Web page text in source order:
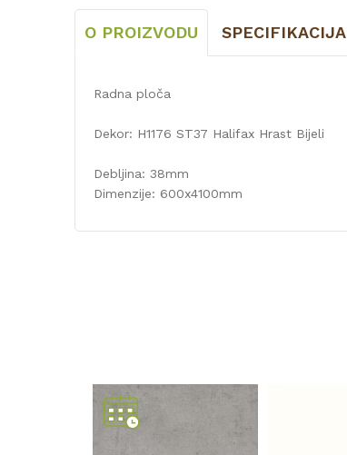
O PROIZVODU SPECIFIKACIJA
Radna ploča
Dekor: H1176 ST37 Halifax Hrast Bijeli
Debljina: 38mm
Dimenzije: 600x4100mm
Dužina (mm)
Širina (mm)
Naziv proizvođača